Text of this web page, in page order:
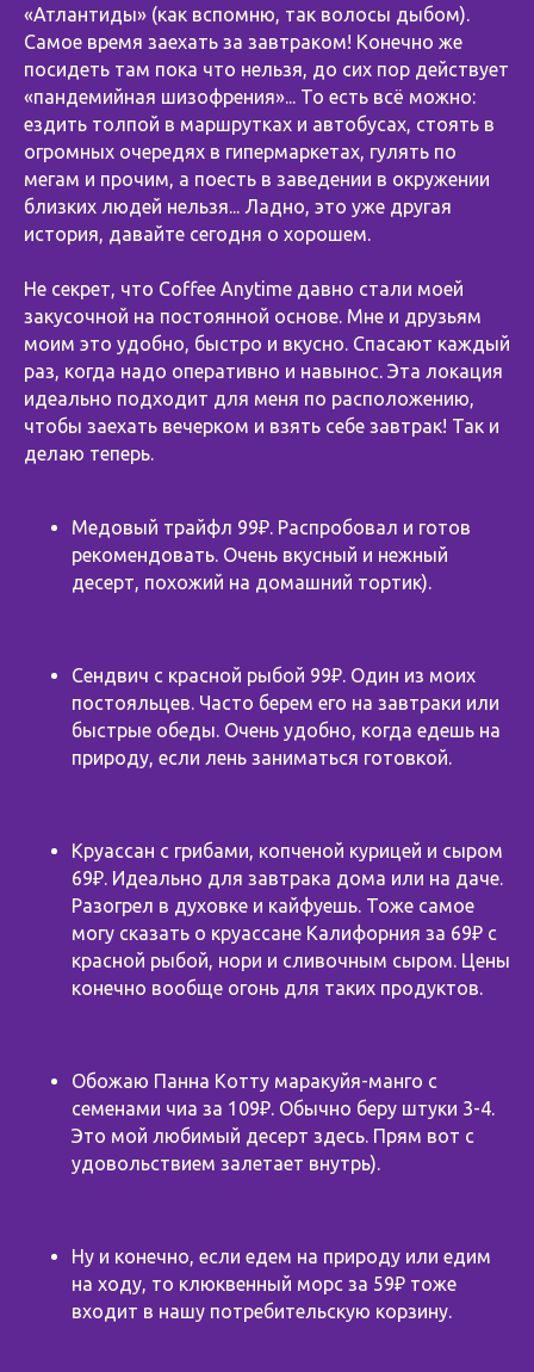
«Атлантиды» (как вспомню, так волосы дыбом).
Самое время заехать за завтраком! Конечно же
посидеть там пока что нельзя, до сих пор действует
«пандемийная шизофрения»... То есть всё можно:
ездить толпой в маршрутках и автобусах, стоять в
огромных очередях в гипермаркетах, гулять по
мегам и прочим, а поесть в заведении в окружении
близких людей нельзя... Ладно, это уже другая
история, давайте сегодня о хорошем.
Не секрет, что Coffee Anytime давно стали моей
закусочной на постоянной основе. Мне и друзьям
моим это удобно, быстро и вкусно. Спасают каждый
раз, когда надо оперативно и навынос. Эта локация
идеально подходит для меня по расположению,
чтобы заехать вечерком и взять себе завтрак! Так и
делаю теперь.
Медовый трайфл 99₽. Распробовал и готов
рекомендовать. Очень вкусный и нежный
десерт, похожий на домашний тортик).
Сендвич с красной рыбой 99₽. Один из моих
постояльцев. Часто берем его на завтраки или
быстрые обеды. Очень удобно, когда едешь на
природу, если лень заниматься готовкой.
Круассан с грибами, копченой курицей и сыром
69₽. Идеально для завтрака дома или на даче.
Разогрел в духовке и кайфуешь. Тоже самое
могу сказать о круассане Калифорния за 69₽ с
красной рыбой, нори и сливочным сыром. Цены
конечно вообще огонь для таких продуктов.
Обожаю Панна Котту маракуйя-манго с
семенами чиа за 109₽. Обычно беру штуки 3-4.
Это мой любимый десерт здесь. Прям вот с
удовольствием залетает внутрь).
Ну и конечно, если едем на природу или едим
на ходу, то клюквенный морс за 59₽ тоже
входит в нашу потребительскую корзину.